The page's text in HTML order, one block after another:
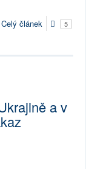
Celý článek 5
a v